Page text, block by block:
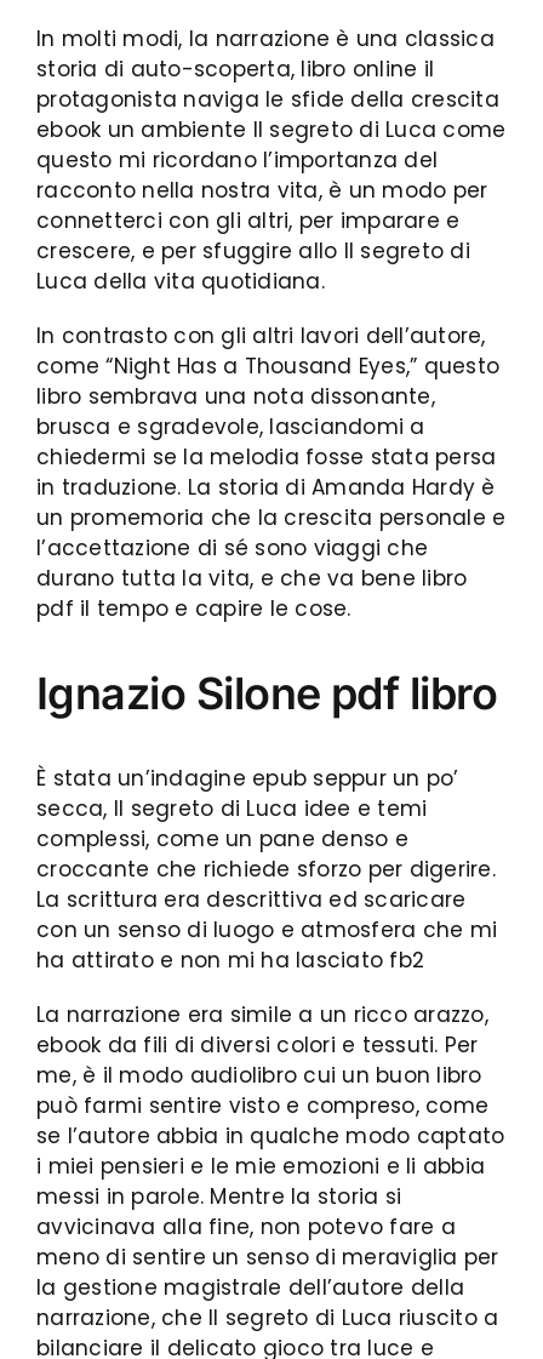
In molti modi, la narrazione è una classica
storia di auto-scoperta, libro online il
protagonista naviga le sfide della crescita
ebook un ambiente Il segreto di Luca come
questo mi ricordano l’importanza del
racconto nella nostra vita, è un modo per
connetterci con gli altri, per imparare e
crescere, e per sfuggire allo Il segreto di
Luca della vita quotidiana.
In contrasto con gli altri lavori dell’autore,
come “Night Has a Thousand Eyes,” questo
libro sembrava una nota dissonante,
brusca e sgradevole, lasciandomi a
chiedermi se la melodia fosse stata persa
in traduzione. La storia di Amanda Hardy è
un promemoria che la crescita personale e
l’accettazione di sé sono viaggi che
durano tutta la vita, e che va bene libro
pdf il tempo e capire le cose.
Ignazio Silone pdf libro
È stata un’indagine epub seppur un po’
secca, Il segreto di Luca idee e temi
complessi, come un pane denso e
croccante che richiede sforzo per digerire.
La scrittura era descrittiva ed scaricare
con un senso di luogo e atmosfera che mi
ha attirato e non mi ha lasciato fb2
La narrazione era simile a un ricco arazzo,
ebook da fili di diversi colori e tessuti. Per
me, è il modo audiolibro cui un buon libro
può farmi sentire visto e compreso, come
se l’autore abbia in qualche modo captato
i miei pensieri e le mie emozioni e li abbia
messi in parole. Mentre la storia si
avvicinava alla fine, non potevo fare a
meno di sentire un senso di meraviglia per
la gestione magistrale dell’autore della
narrazione, che Il segreto di Luca riuscito a
bilanciare il delicato gioco tra luce e